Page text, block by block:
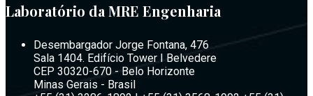
Laboratório da MRE Engenharia
Desembargador Jorge Fontana, 476
Sala 1404. Edifício Tower I Belvedere
CEP 30320-670 - Belo Horizonte
Minas Gerais - Brasil